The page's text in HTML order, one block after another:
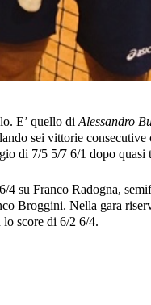
E’ quello di Alessandro
sei vittorie consecutive
di 7/5 5/7 6/1 dopo quasi
4 su Franco Radogna,
Broggini. Nella gara
score di 6/2 6/4.